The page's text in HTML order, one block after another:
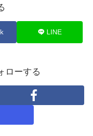
LINE
ローする